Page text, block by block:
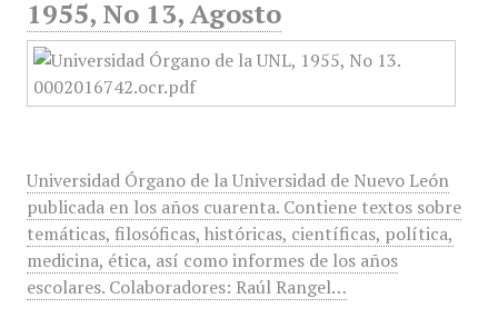
1955, No 13, Agosto
Universidad Órgano de la Universidad de Nuevo León
publicada en los años cuarenta. Contiene textos sobre
temáticas, filosóficas, históricas, científicas, política,
medicina, ética, así como informes de los años
escolares. Colaboradores: Raúl Rangel…